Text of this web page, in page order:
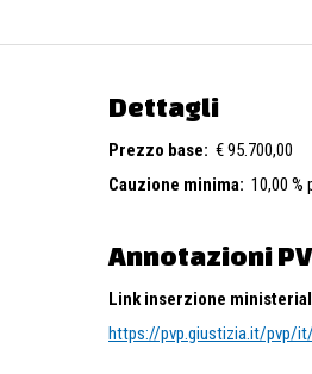
Dettagli
Prezzo base: € 95.700,00
Cauzione minima: 10,00
Annotazioni
Link inserzione
https://pvp.giustizia.it/pvp/it/